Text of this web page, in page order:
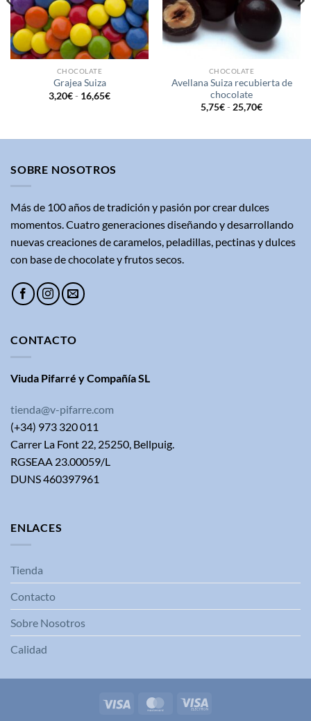
CHOCOLATE
Grajea Suiza
3,20€- 16,65€Rango
hasta
CHOCOLATE
Avellana Suiza recubierta de
chocolate
5,75€- 25,70€Rango
5,75€
SOBRE NOSOTROS
Más de 100 años de tradición y pasión por crear dulces
momentos. Cuatro generaciones diseñando y desarrollando
nuevas creaciones de caramelos, peladillas, pectinas y dulces
con base de chocolate y frutos secos.
CONTACTO
Viuda Pifarré y Compañía SL
tienda@v-pifarre.com
(+34) 973 320 011
Carrer La Font 22, 25250, Bellpuig.
RGSEAA 23.00059/L
DUNS 460397961
ENLACES
Tienda
Contacto
Sobre Nosotros
Calidad
Visa MasterCard